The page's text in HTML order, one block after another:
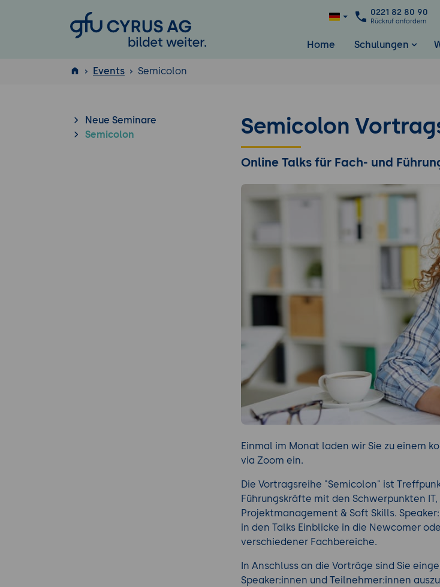
GFU Cyrus AG
0221 82 80 90
Rückruf anfordern
Home Schulungen
ISTQB
Events Semicolon
Neue Seminare
Semicolon
Semicolon
Online Talks für Fach- und
Einmal im Monat laden wir Sie zu einem
via Zoom ein.
Die Vortragsreihe "Semicolon" ist
Führungskräfte mit den Schwerpunkten IT,
Projektmanagement & Soft Skills.
in den Talks Einblicke in die Newcomer
verschiedener Fachbereiche.
In Anschluss an die Vorträge sind Sie
Speaker:innen und Teilnehmer:innen